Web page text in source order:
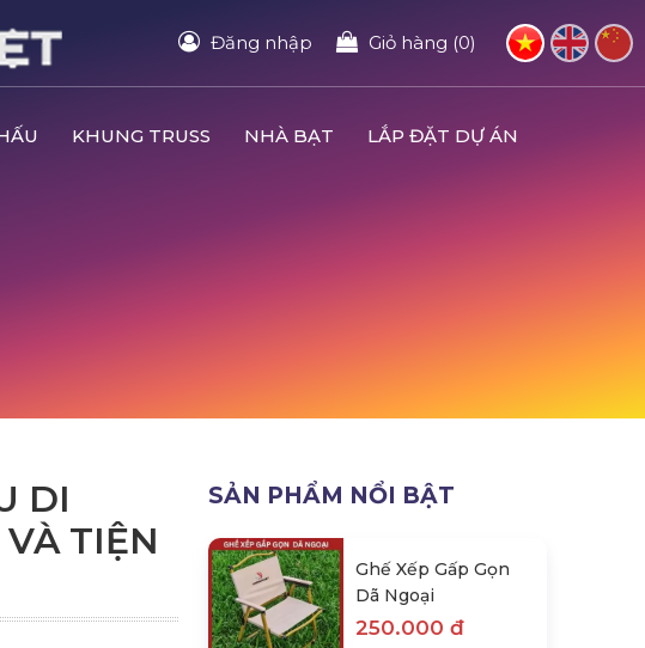
Đăng nhập Giỏ hàng (0)
KHUNG TRUSS NHÀ BẠT
LẮP ĐẶT DỰ ÁN
DI
TIỆN
SẢN PHẨM NỔI BẬT
Ghế Xếp Gấp Gọn
Dã Ngoại
250.000 đ